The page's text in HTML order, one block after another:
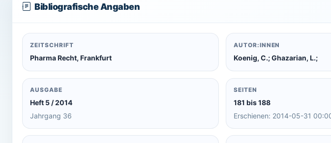
Bibliografische Angaben
ZEITSCHRIFT
Pharma Recht, Frankfurt
AUTOR:INNEN
Koenig, C.; Ghazarian, L.;
AUSGABE
Heft 5 / 2014
Jahrgang 36
SEITEN
181 bis 188
Erschienen: 2014-05-31